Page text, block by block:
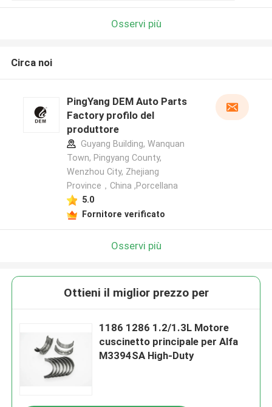
Osservi più
Circa noi
PingYang DEM Auto Parts
Factory profilo del
produttore
Guyang Building, Wanquan
Town, Pingyang County,
Wenzhou City, Zhejiang
Province，China ,Porcellana
5.0
Fornitore verificato
Osservi più
Ottieni il miglior prezzo per
1186 1286 1.2/1.3L Motore
cuscinetto principale per Alfa
M3394SA High-Duty